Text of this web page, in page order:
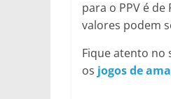
para o PPV é
valores podem
Fique atento no
os jogos de